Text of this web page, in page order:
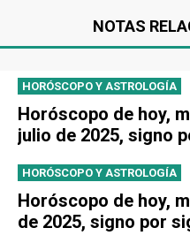
NOTAS
HORÓSCOPO Y ASTROLOGÍA
Horóscopo de hoy,
julio de 2025, signo
HORÓSCOPO Y ASTROLOGÍA
Horóscopo de hoy,
de 2025, signo por